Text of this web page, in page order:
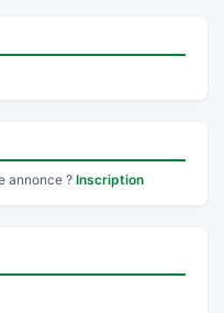
annonce ?Inscription